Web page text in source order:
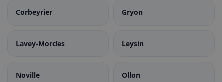
Corbeyrier Gryon
Lavey-Morcles Leysin
Noville Ollon